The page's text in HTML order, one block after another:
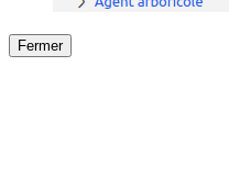
Fermer